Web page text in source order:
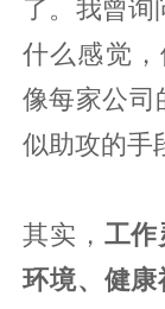
了。我曾询
什么感觉
像每家公司
似助攻的手
其实， 工作
环境、健